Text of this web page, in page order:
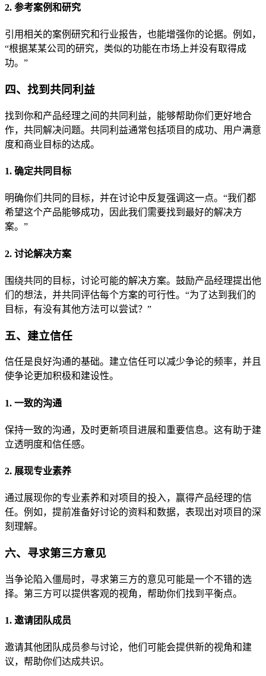
2. 参考案例和研究
引用相关的案例研究和行业报告，也能增强你的论据。例如，
“根据某某公司的研究，类似的功能在市场上并没有取得成
功。”
四、找到共同利益
找到你和产品经理之间的共同利益，能够帮助你们更好地合
作，共同解决问题。共同利益通常包括项目的成功、用户满意
度和商业目标的达成。
1. 确定共同目标
明确你们共同的目标，并在讨论中反复强调这一点。“我们都
希望这个产品能够成功，因此我们需要找到最好的解决方
案。”
2. 讨论解决方案
围绕共同的目标，讨论可能的解决方案。鼓励产品经理提出他
们的想法，并共同评估每个方案的可行性。“为了达到我们的
目标，有没有其他方法可以尝试？”
五、建立信任
信任是良好沟通的基础。建立信任可以减少争论的频率，并且
使争论更加积极和建设性。
1. 一致的沟通
保持一致的沟通，及时更新项目进展和重要信息。这有助于建
立透明度和信任感。
2. 展现专业素养
通过展现你的专业素养和对项目的投入，赢得产品经理的信
任。例如，提前准备好讨论的资料和数据，表现出对项目的深
刻理解。
六、寻求第三方意见
当争论陷入僵局时，寻求第三方的意见可能是一个不错的选
择。第三方可以提供客观的视角，帮助你们找到平衡点。
1. 邀请团队成员
邀请其他团队成员参与讨论，他们可能会提供新的视角和建
议，帮助你们达成共识。